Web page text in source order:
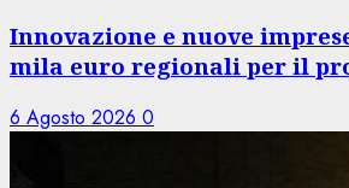
Innovazione e nuove
mila euro regionali per il
6 Agosto 2026 0